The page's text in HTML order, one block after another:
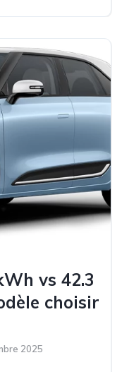
vs 42.3
choisir
2025